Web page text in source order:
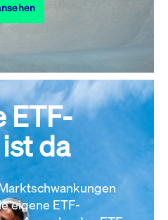
Events
ETF-
da
eigene ETF-